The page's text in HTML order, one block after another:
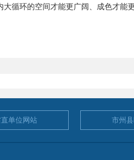
循环的空间才能更广阔、成色才能
单位网站 市州